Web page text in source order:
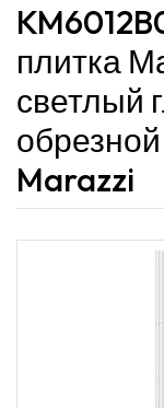
плитка
светлый
Marazzi